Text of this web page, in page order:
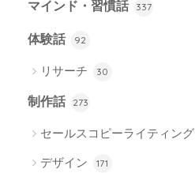
マインド・習慣話 337
体験話 92
リサーチ 30
制作話 273
セールスコピーライティング
デザイン 171